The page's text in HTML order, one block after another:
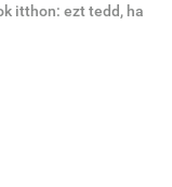
itthon: ezt tedd, ha